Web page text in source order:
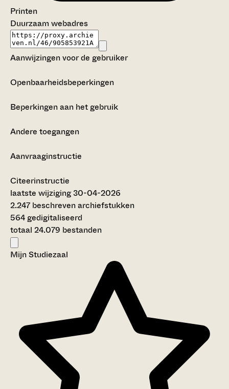
Printen
Duurzaam webadres
Aanwijzingen voor de gebruiker
Openbaarheidsbeperkingen
Beperkingen aan het gebruik
Andere toegangen
Aanvraaginstructie
Citeerinstructie
laatste wijziging 30-04-2026
2.247 beschreven archiefstukken
564 gedigitaliseerd
totaal 24.079 bestanden
Mijn Studiezaal